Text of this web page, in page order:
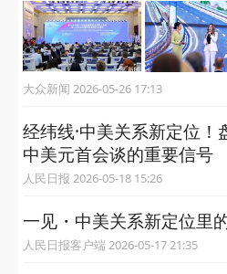
大众新闻 2026-05-26 17:13
经纬线·中美关系新定位！
中美元首会谈的重要信号
人民日报 2026-05-18 15:26
一见・中美关系新定位里
人民日报客户端 2026-05-17 21:35